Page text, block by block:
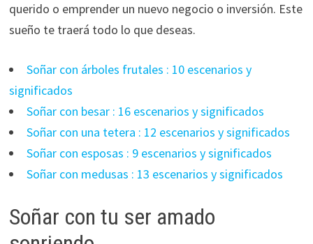
querido o emprender un nuevo negocio o inversión. Este
sueño te traerá todo lo que deseas.
Soñar con árboles frutales : 10 escenarios y
significados
Soñar con besar : 16 escenarios y significados
Soñar con una tetera : 12 escenarios y significados
Soñar con esposas : 9 escenarios y significados
Soñar con medusas : 13 escenarios y significados
Soñar con tu ser amado